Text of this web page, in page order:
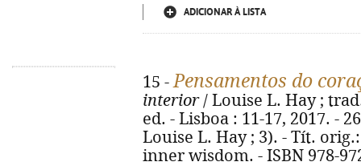
ADICIONAR À LISTA
15 -Pensamentos do
interior/ Louise L. Hay ;
ed. - Lisboa : 11-17, 2017. -
Louise L. Hay ; 3). - Tít.
inner wisdom. - ISBN 978-